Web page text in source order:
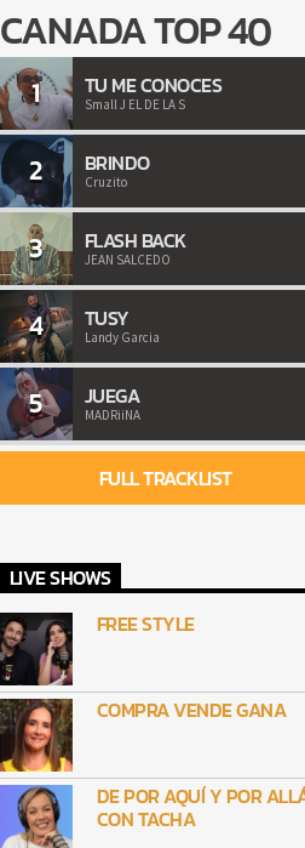
CANADA TOP 40
1 TU ME CONOCES
Small J EL DE LA S
2 BRINDO
Cruzito
3 FLASH BACK
JEAN SALCEDO
4 TUSY
Landy Garcia
5 JUEGA
MADRiiNA
FULL TRACKLIST
LIVE SHOWS
FREE STYLE
COMPRA VENDE GANA
DE POR AQUÍ Y POR
CON TACHA